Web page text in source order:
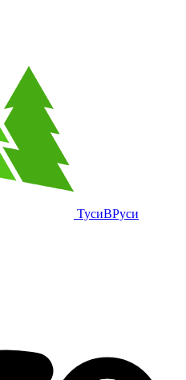
ТусиВРуси